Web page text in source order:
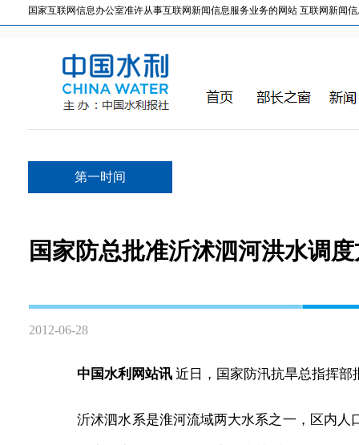
国家互联网信息办公室准许从事互联网新闻信息服务业务的网站 互联网新闻信
第一时间
国家防总批准沂沭泗河洪水调
中国水利网站讯 近日，国家防汛抗旱总指挥
沂沭泗水系是淮河流域两大水系之一，区内人